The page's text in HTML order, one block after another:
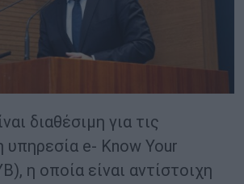
διαθέσιμη για τις
υπηρεσία e- Know Your
η οποία είναι αντίστοιχη